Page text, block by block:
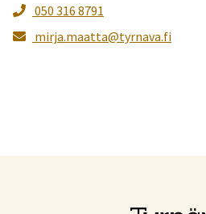
050 316 8791
mirja.maatta@tyrnava.fi